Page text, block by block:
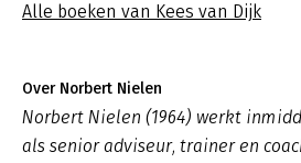
Alle boeken van Kees van Dijk
Over Norbert Nielen
Norbert Nielen (1964) werkt
als senior adviseur, trainer en